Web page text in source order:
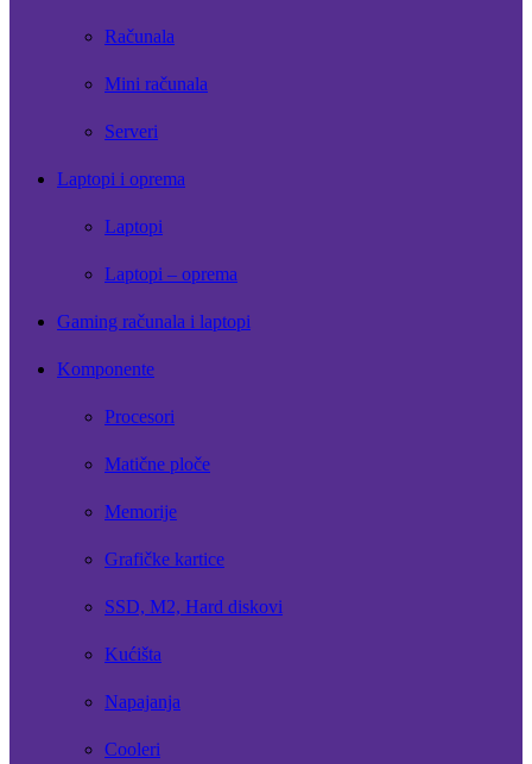
Računala
Mini računala
Serveri
Laptopi i oprema
Laptopi
Laptopi – oprema
Gaming računala i laptopi
Komponente
Procesori
Matične ploče
Memorije
Grafičke kartice
SSD, M2, Hard diskovi
Kućišta
Napajanja
Cooleri